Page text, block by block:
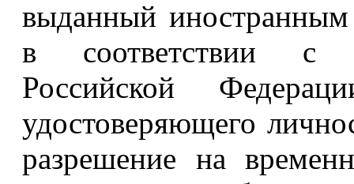
выданный иностранным
в соответствии с
Российской
удостоверяющего
разрешение на